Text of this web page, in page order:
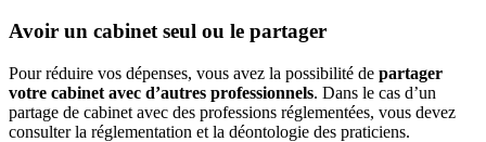
Avoir un cabinet seul ou le partager
Pour réduire vos dépenses, vous avez la possibilité de partager
votre cabinet avec d’autres professionnels. Dans le cas d’un
partage de cabinet avec des professions réglementées, vous devez
consulter la réglementation et la déontologie des praticiens.